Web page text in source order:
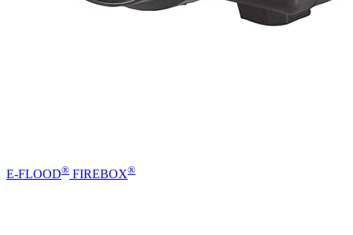
E-FLOOD® FIREBOX®